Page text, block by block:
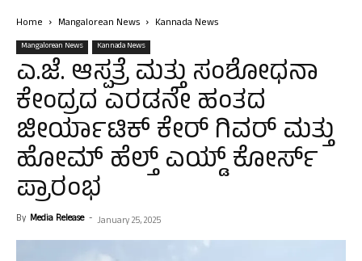
Home Mangalorean News Kannada News
Mangalorean News Kannada News
ಎ.ಜೆ. ಆಸ್ಪತ್ರೆ ಮತ್ತು ಸಂಶೋಧನಾ
ಕೇಂದ್ರದ ಎರಡನೇ ಹಂತದ
ಜೀರ್ಯಾಟಿಕ್ ಕೇರ್ ಗಿವರ್ ಮತ್ತು
ಹೋಮ್ ಹೆಲ್ತ್ ಎಯ್ಡ್ ಕೋರ್ಸ್
ಪ್ರಾರಂಭ
By Media Release - January 25, 2025